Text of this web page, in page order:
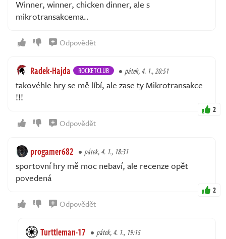
Winner, winner, chicken dinner, ale s
mikrotransakcema..
Odpovědět
Radek-Hajda ROCKETCLUB pátek, 4. 1., 20:51
takovéhle hry se mě líbí, ale zase ty Mikrotransakce
!!!
2
Odpovědět
progamer682 pátek, 4. 1., 18:31
sportovní hry mě moc nebaví, ale recenze opět
povedená
2
Odpovědět
Turttleman-17 pátek, 4. 1., 19:15